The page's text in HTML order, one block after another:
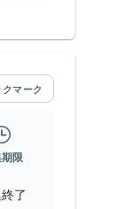
クマーク
限
了